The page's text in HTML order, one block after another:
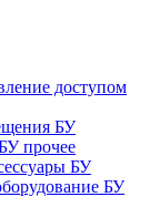
доступом
БУ
прочее
БУ
БУ